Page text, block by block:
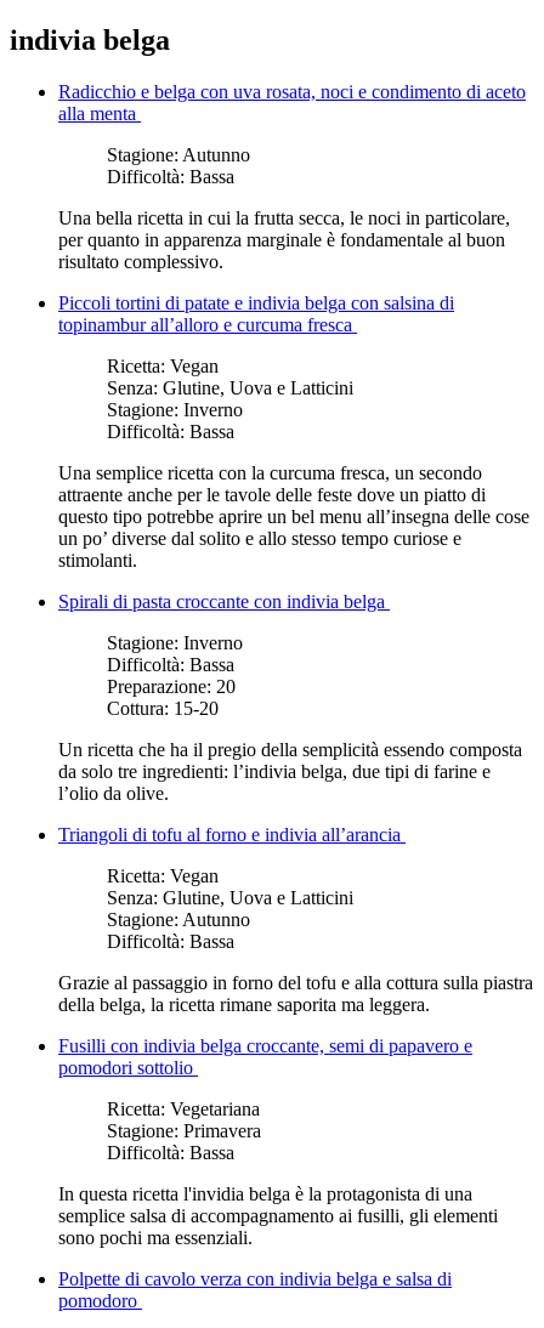
indivia belga
Radicchio e belga con uva rosata, noci e condimento di aceto
alla menta
Stagione: Autunno
Difficoltà: Bassa
Una bella ricetta in cui la frutta secca, le noci in particolare,
per quanto in apparenza marginale è fondamentale al buon
risultato complessivo.
Piccoli tortini di patate e indivia belga con salsina di
topinambur all’alloro e curcuma fresca
Ricetta: Vegan
Senza: Glutine, Uova e Latticini
Stagione: Inverno
Difficoltà: Bassa
Una semplice ricetta con la curcuma fresca, un secondo
attraente anche per le tavole delle feste dove un piatto di
questo tipo potrebbe aprire un bel menu all’insegna delle cose
un po’ diverse dal solito e allo stesso tempo curiose e
stimolanti.
Spirali di pasta croccante con indivia belga
Stagione: Inverno
Difficoltà: Bassa
Preparazione: 20
Cottura: 15-20
Un ricetta che ha il pregio della semplicità essendo composta
da solo tre ingredienti: l’indivia belga, due tipi di farine e
l’olio da olive.
Triangoli di tofu al forno e indivia all’arancia
Ricetta: Vegan
Senza: Glutine, Uova e Latticini
Stagione: Autunno
Difficoltà: Bassa
Grazie al passaggio in forno del tofu e alla cottura sulla piastra
della belga, la ricetta rimane saporita ma leggera.
Fusilli con indivia belga croccante, semi di papavero e
pomodori sottolio
Ricetta: Vegetariana
Stagione: Primavera
Difficoltà: Bassa
In questa ricetta l'invidia belga è la protagonista di una
semplice salsa di accompagnamento ai fusilli, gli elementi
sono pochi ma essenziali.
Polpette di cavolo verza con indivia belga e salsa di
pomodoro